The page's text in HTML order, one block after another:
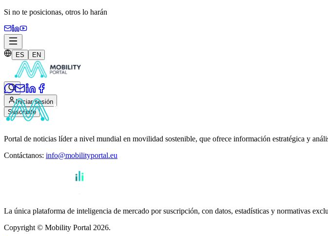
Si no te posicionas, otros lo harán
ES EN
Iniciar sesión
Suscribite
Portal de noticias líder a nivel mundial en movilidad sostenible, que ofrece información estratégica y
Contáctanos: info@mobilityportal.eu
La única plataforma de inteligencia de mercado por suscripción, con datos, estadísticas y normativas
Copyright © Mobility Portal 2026.